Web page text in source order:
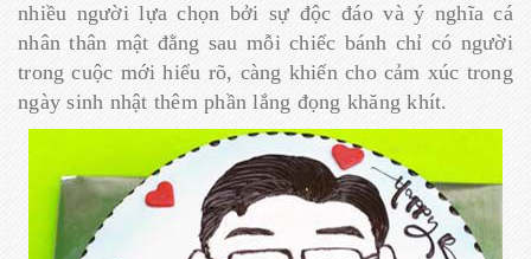
nhiều người lựa chọn bởi sự độc đáo và ý nghĩa cá
nhân thân mật đằng sau mỗi chiếc bánh chỉ có người
trong cuộc mới hiểu rõ, càng khiến cho cảm xúc trong
ngày sinh nhật thêm phần lắng đọng khăng khít.